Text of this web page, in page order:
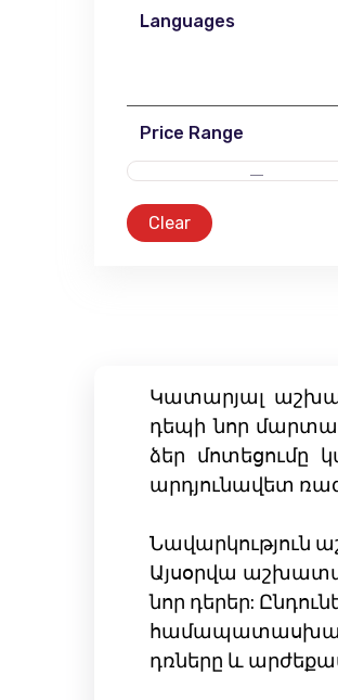
Languages
Price Range
Clear
Կատարյալ
դեպի նոր
ձեր մոտեցումը
արդյունավետ
Նավարկություն
Այսօրվա
նոր դերեր:
դռները և